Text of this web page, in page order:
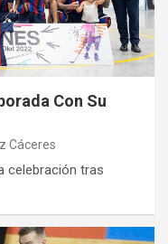
Con Su
Cáceres
celebración tras